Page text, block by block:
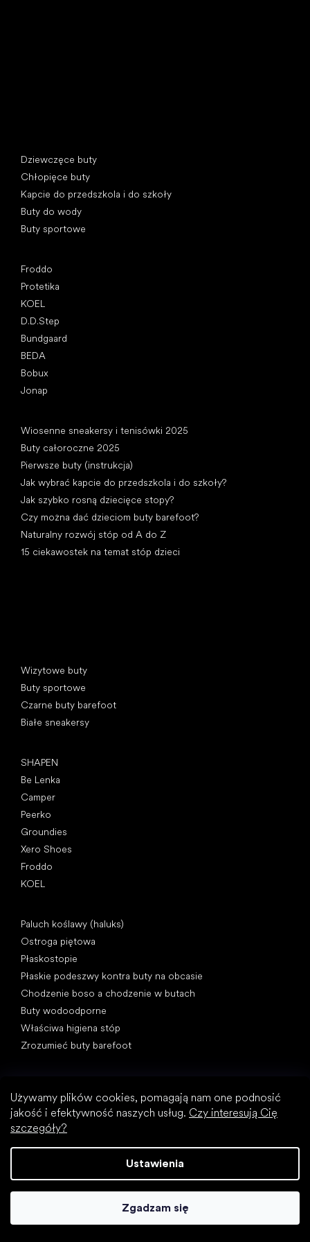
Używamy plików cookies, pomagają nam one podnosić
jakość i efektywność naszych usług. Czy interesują Cię
szczegóły?
Ustawienia
Zgadzam się
Dziewczęce buty
Chłopięce buty
Kapcie do przedszkola i do szkoły
Buty do wody
Buty sportowe
Froddo
Protetika
KOEL
D.D.Step
Bundgaard
BEDA
Bobux
Jonap
Wiosenne sneakersy i tenisówki 2025
Buty całoroczne 2025
Pierwsze buty (instrukcja)
Jak wybrać kapcie do przedszkola i do szkoły?
Jak szybko rosną dziecięce stopy?
Czy można dać dzieciom buty barefoot?
Naturalny rozwój stóp od A do Z
15 ciekawostek na temat stóp dzieci
Wizytowe buty
Buty sportowe
Czarne buty barefoot
Białe sneakersy
SHAPEN
Be Lenka
Camper
Peerko
Groundies
Xero Shoes
Froddo
KOEL
Paluch koślawy (haluks)
Ostroga piętowa
Płaskostopie
Płaskie podeszwy kontra buty na obcasie
Chodzenie boso a chodzenie w butach
Buty wodoodporne
Właściwa higiena stóp
Zrozumieć buty barefoot
Kategorie specjalne
Buty sportowe